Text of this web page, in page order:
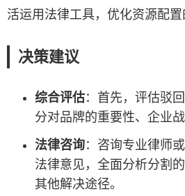
活运用法律工具，优化资源配置
决策建议
综合评估：首先，评估驳
分对品牌的重要性、企业
法律咨询：咨询专业律师
法律意见，全面分析分割
其他解决途径。